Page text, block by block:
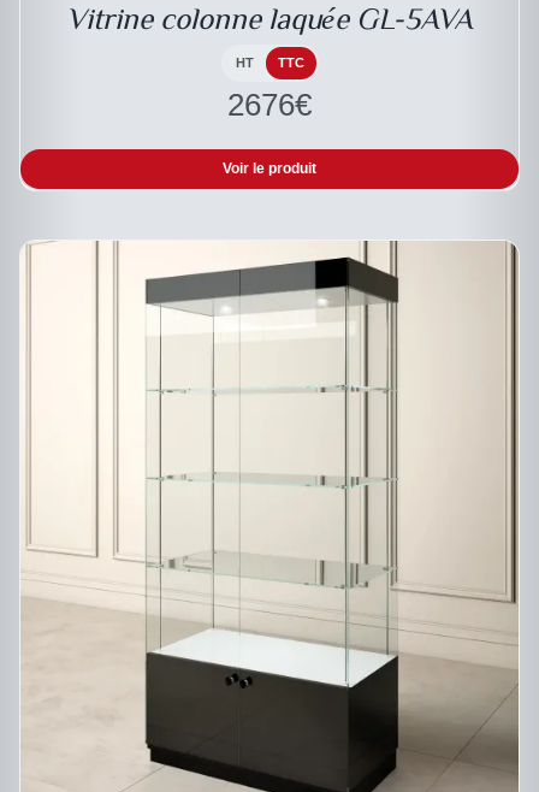
Vitrine colonne laquée GL-5AVA
HT TTC
2676€
Voir le produit